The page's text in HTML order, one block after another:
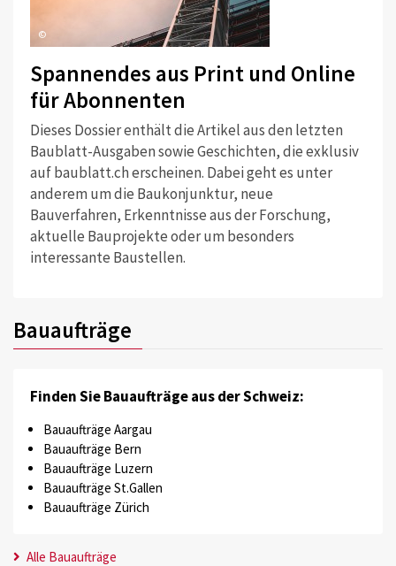
©
Spannendes aus Print und Online
für Abonnenten
Dieses Dossier enthält die Artikel aus den letzten
Baublatt-Ausgaben sowie Geschichten, die exklusiv
auf baublatt.ch erscheinen. Dabei geht es unter
anderem um die Baukonjunktur, neue
Bauverfahren, Erkenntnisse aus der Forschung,
aktuelle Bauprojekte oder um besonders
interessante Baustellen.
Bauaufträge
Finden Sie Bauaufträge aus der Schweiz:
Bauaufträge Aargau
Bauaufträge Bern
Bauaufträge Luzern
Bauaufträge St.Gallen
Bauaufträge Zürich
Alle Bauaufträge